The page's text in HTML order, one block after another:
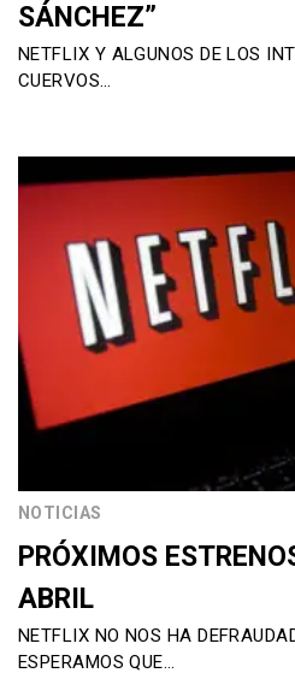
SÁNCHEZ”
NETFLIX Y ALGUNOS DE LOS
CUERVOS…
NOTICIAS
PRÓXIMOS
ABRIL
NETFLIX NO NOS HA
ESPERAMOS QUE…